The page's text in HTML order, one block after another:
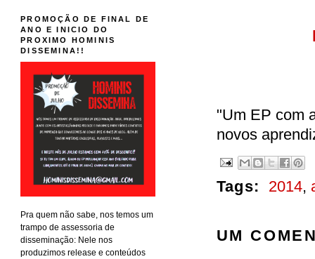
"Um EP com
novos
Tags: 2014,
UM
PROMOÇÃO DE FINAL DE
ANO E INICIO DO
PROXIMO HOMINIS
DISSEMINA!!
Pra quem não sabe, nos temos um
trampo de assessoria de
disseminação: Nele nos
produzimos release e conteúdos